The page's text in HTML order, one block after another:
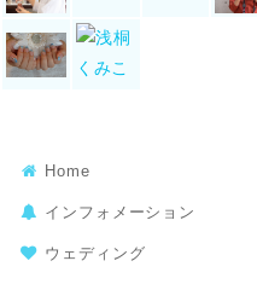
Home
インフォメーション
ウェディング